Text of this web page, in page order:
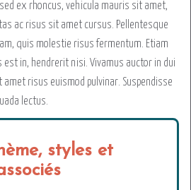
ex rhoncus, vehicula mauris sit amet,
ac risus sit amet cursus. Pellentesque
quis molestie risus fermentum. Etiam
est in, hendrerit nisi. Vivamus auctor in dui
risus euismod pulvinar. Suspendisse
lectus.
styles et